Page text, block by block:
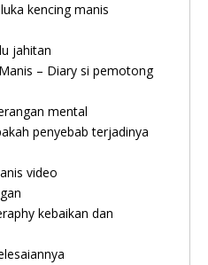
kencing manis
jahitan
– Diary si pemotong
mental
penyebab terjadinya
video
kebaikan dan